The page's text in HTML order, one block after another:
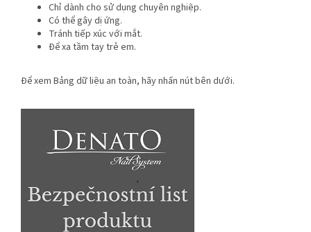
Chỉ dành cho sử dụng chuyên nghiệp.
Có thể gây dị ứng.
Tránh tiếp xúc với mắt.
Để xa tầm tay trẻ em.
Để xem Bảng dữ liệu an toàn, hãy nhấn nút bên dưới.